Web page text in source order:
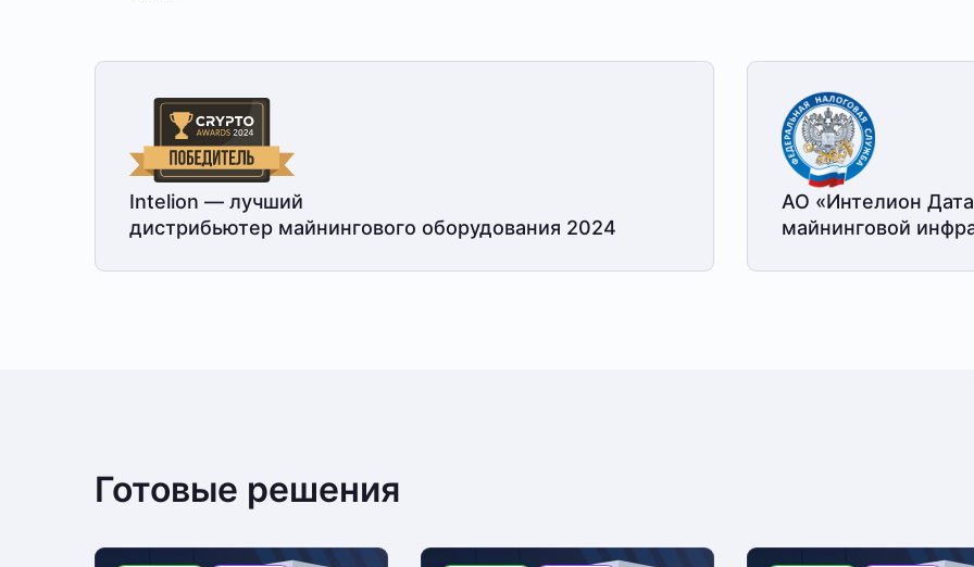
Intelion — лучший
дистрибьютер майнингового оборудования 2024
АО «Интелион
майнинговой
Готовые решения